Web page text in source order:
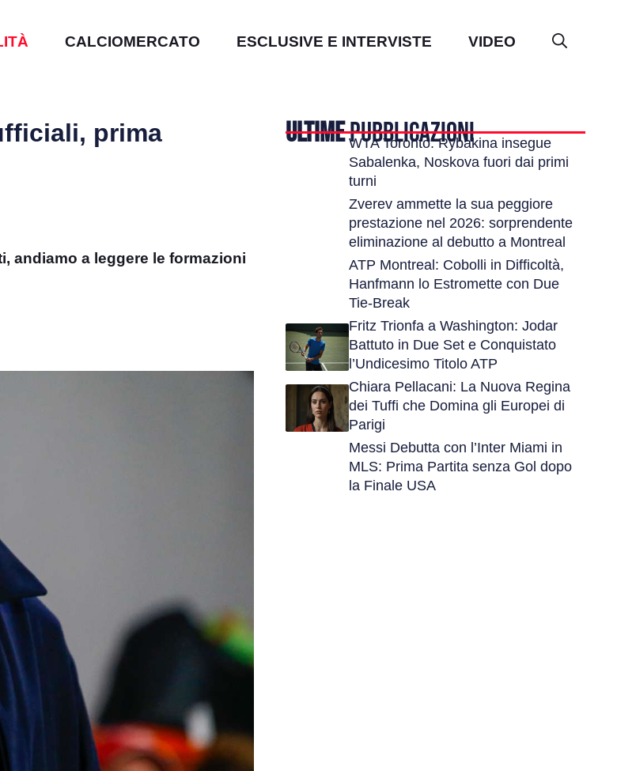
CALCIOMERCATO ESCLUSIVE E INTERVISTE VIDEO
prima
andiamo a leggere le formazioni
ULTIMEPUBBLICAZIONI
WTA Toronto: Rybakina insegue
Sabalenka, Noskova fuori dai primi
turni
Zverev ammette la sua peggiore
prestazione nel 2026: sorprendente
eliminazione al debutto a Montreal
ATP Montreal: Cobolli in Difficoltà,
Hanfmann lo Estromette con Due
Tie-Break
Fritz Trionfa a Washington: Jodar
Battuto in Due Set e Conquistato
l’Undicesimo Titolo ATP
Chiara Pellacani: La Nuova Regina
dei Tuffi che Domina gli Europei di
Parigi
Messi Debutta con l’Inter Miami in
MLS: Prima Partita senza Gol dopo
la Finale USA